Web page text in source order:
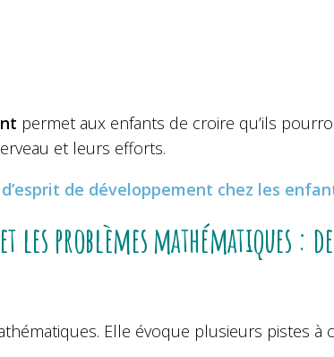
permet aux enfants de croire qu’ils
et leurs efforts.
de développement chez les
les problèmes mathématiques :
Elle évoque plusieurs pistes à